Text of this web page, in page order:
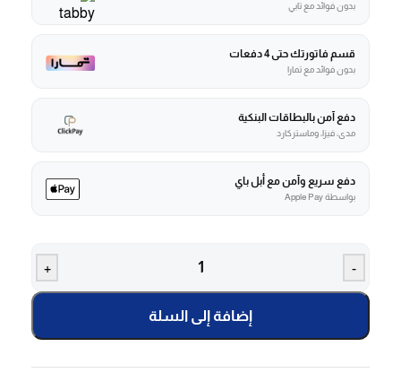
بدون فوائد مع تابي
قسم فاتورتك حتى 4 دفعات
بدون فوائد مع تمارا
دفع آمن بالبطاقات البنكية
مدى، فيزا، وماستركارد
دفع سريع وآمن مع أبل باي
بواسطة Apple Pay
-
+
إضافة إلى السلة